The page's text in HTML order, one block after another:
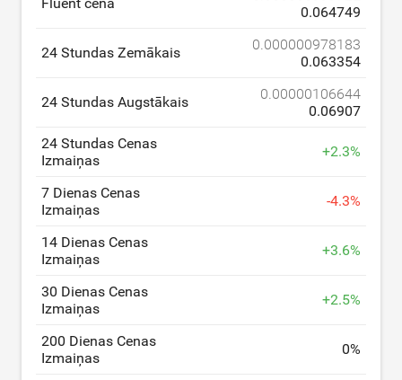
0.064749
24 Stundas Zemākais
0.000000978183
0.063354
24 Stundas Augstākais
0.00000106644
0.06907
24 Stundas Cenas
Izmaiņas
+2.3%
7 Dienas Cenas
Izmaiņas
-4.3%
14 Dienas Cenas
Izmaiņas
+3.6%
30 Dienas Cenas
Izmaiņas
+2.5%
200 Dienas Cenas
Izmaiņas
0%